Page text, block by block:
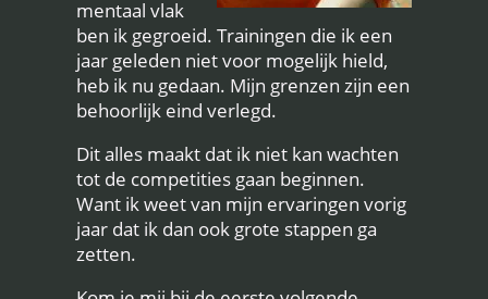
mentaal vlak
ben ik gegroeid. Trainingen die ik een
jaar geleden niet voor mogelijk hield,
heb ik nu gedaan. Mijn grenzen zijn een
behoorlijk eind verlegd.
Dit alles maakt dat ik niet kan wachten
tot de competities gaan beginnen.
Want ik weet van mijn ervaringen vorig
jaar dat ik dan ook grote stappen ga
zetten.